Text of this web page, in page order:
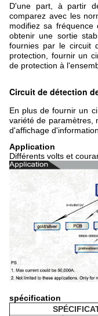
D'une part, à partir
comparez avec les
modifiez sa
obtenir une sortie
fournies par le circuit
protection, fournir un
de protection à
Circuit de détection
En plus de fournir un
variété de paramètres,
d'affichage
Application
Différents volts et
spécification